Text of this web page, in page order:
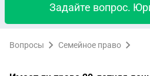
Задайте вопрос.
Вопросы Семейное право